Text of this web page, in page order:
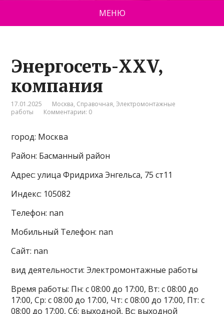
МЕНЮ
Энергосеть-XXV,
компания
17.01.2025 Москва, Справочная,Электромонтажные
работы
Комментарии: 0
город: Москва
Район: Басманный район
Адрес: улица Фридриха Энгельса, 75 ст11
Индекс: 105082
Телефон: nan
Мобильный Телефон: nan
Сайт: nan
вид деятельности: Электромонтажные работы
Время работы: Пн: с 08:00 до 17:00, Вт: с 08:00 до
17:00, Ср: с 08:00 до 17:00, Чт: с 08:00 до 17:00, Пт: с
08:00 до 17:00, Сб: выходной, Вс: выходной